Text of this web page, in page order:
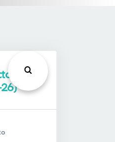
de